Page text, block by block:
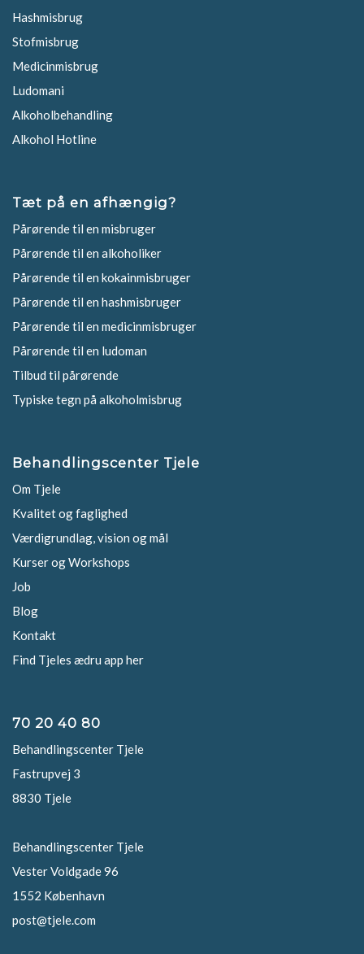
Hashmisbrug
Stofmisbrug
Medicinmisbrug
Ludomani
Alkoholbehandling
Alkohol Hotline
Tæt på en afhængig?
Pårørende til en misbruger
Pårørende til en alkoholiker
Pårørende til en kokainmisbruger
Pårørende til en hashmisbruger
Pårørende til en medicinmisbruger
Pårørende til en ludoman
Tilbud til pårørende
Typiske tegn på alkoholmisbrug
Behandlingscenter Tjele
Om Tjele
Kvalitet og faglighed
Værdigrundlag, vision og mål
Kurser og Workshops
Job
Blog
Kontakt
Find Tjeles ædru app her
70 20 40 80
Behandlingscenter Tjele
Fastrupvej 3
8830 Tjele
Behandlingscenter Tjele
Vester Voldgade 96
1552 København
post@tjele.com